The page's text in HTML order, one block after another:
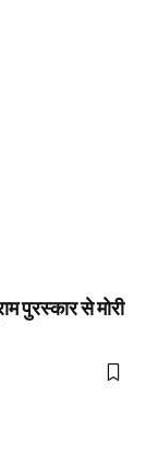
पुरस्कार से मोरी